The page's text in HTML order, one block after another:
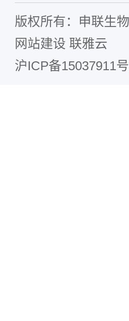
版权所有：申联生
网站建设 联雅云
沪ICP备15037911号